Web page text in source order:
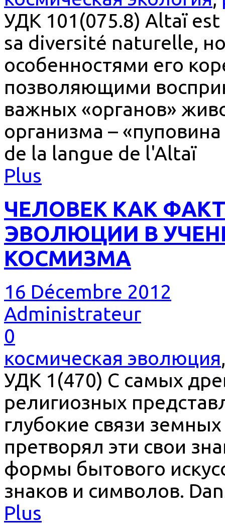
УДК 101(075.8) Altaï
sa diversité naturelle,
особенностями его
позволяющими
важных «органов»
организма –
de la langue de l'Altaï
Plus
ЧЕЛОВЕК КАК
ЭВОЛЮЦИИ В
КОСМИЗМА
16 Décembre 2012
Administrateur
0
космическая эволюция
УДК 1(470) С самых
религиозных
глубокие связи
претворял эти свои
формы бытового
знаков и символов.
Plus